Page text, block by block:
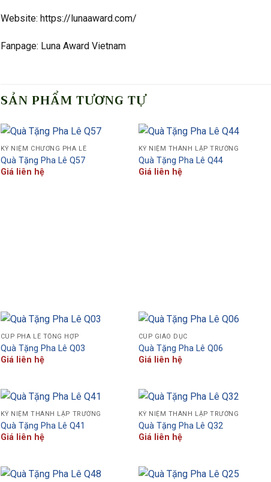
Website: https://lunaaward.com/
Fanpage: Luna Award Vietnam
SẢN PHẨM TƯƠNG TỰ
KỶ NIỆM CHƯƠNG PHA LÊ
Quà Tặng Pha Lê Q57
Giá liên hệ
KỶ NIỆM THÀNH LẬP TRƯỜNG
Quà Tặng Pha Lê Q44
Giá liên hệ
CÚP PHA LÊ TỔNG HỢP
Quà Tặng Pha Lê Q03
Giá liên hệ
CÚP GIÁO DỤC
Quà Tặng Pha Lê Q06
Giá liên hệ
KỶ NIỆM THÀNH LẬP TRƯỜNG
Quà Tặng Pha Lê Q41
Giá liên hệ
KỶ NIỆM THÀNH LẬP TRƯỜNG
Quà Tặng Pha Lê Q32
Giá liên hệ